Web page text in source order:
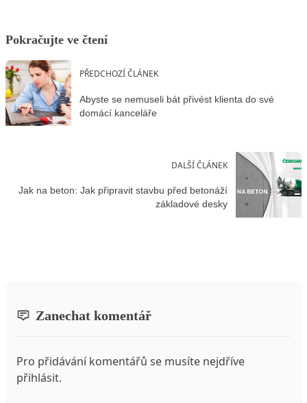
Pokračujte ve čtení
PŘEDCHOZÍ ČLÁNEK
Abyste se nemuseli bát přivést klienta do své
domácí kanceláře
DALŠÍ ČLÁNEK
Jak na beton: Jak připravit stavbu před betonáží
základové desky
Zanechat komentář
Pro přidávání komentářů se musíte nejdříve
přihlásit.